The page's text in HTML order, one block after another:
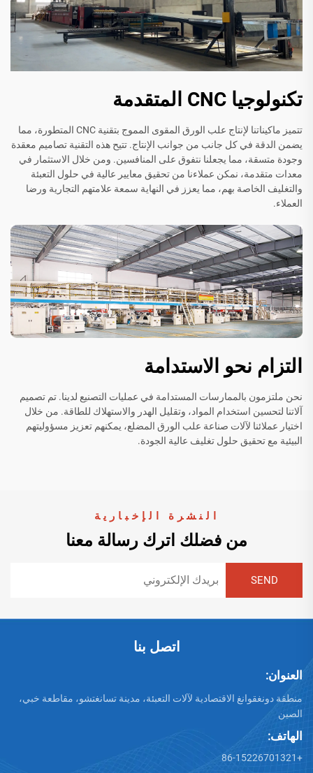
تكنولوجيا CNC المتقدمة
تتميز ماكيناتنا لإنتاج علب الورق المقوى المموج بتقنية CNC المتطورة، مما
يضمن الدقة في كل جانب من جوانب الإنتاج. تتيح هذه التقنية تصاميم معقدة
وجودة متسقة، مما يجعلنا نتفوق على المنافسين. ومن خلال الاستثمار في
معدات متقدمة، نمكن عملاءنا من تحقيق معايير عالية في حلول التعبئة
والتغليف الخاصة بهم، مما يعزز في النهاية سمعة علامتهم التجارية ورضا
العملاء.
التزام نحو الاستدامة
نحن ملتزمون بالممارسات المستدامة في عمليات التصنيع لدينا. تم تصميم
آلاتنا لتحسين استخدام المواد، وتقليل الهدر والاستهلاك للطاقة. من خلال
اختيار عملائنا لآلات صناعة علب الورق المضلع، يمكنهم تعزيز مسؤوليتهم
البيئية مع تحقيق حلول تغليف عالية الجودة.
النشرة الإخبارية
من فضلك اترك رسالة معنا
اتصل بنا
العنوان:
منطقة دونغقوانغ الاقتصادية لآلات التعبئة، مدينة تسانغتشو، مقاطعة خبي،
الصين
الهاتف:
+86-15226701321